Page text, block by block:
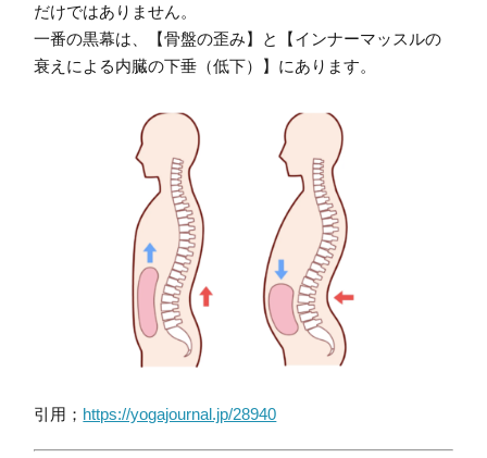
だけではありません。
一番の黒幕は、【骨盤の歪み】 と
【インナーマッスルの
衰えによる内臓の下垂（低下）】にあります。
引用； https://yogajournal.jp/28940